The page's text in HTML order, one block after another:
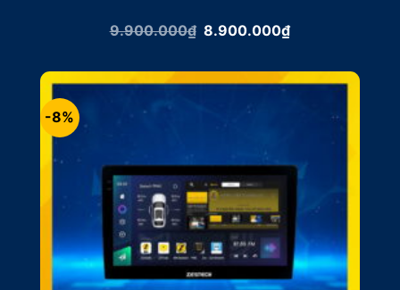
9.900.000₫ Giá
9.900.000₫.
8.900.000₫Giá
là:
8.900.000₫.
-8%